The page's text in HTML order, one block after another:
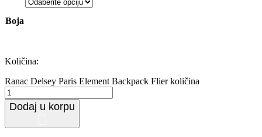
Boja
Količina:
Ranac Delsey Paris Element Backpack Flier količina
Dodaj u korpu